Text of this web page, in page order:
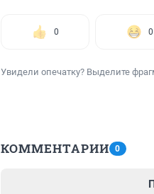
0 0
Увидели опечатку? Выделите
КОММЕНТАРИИ 0